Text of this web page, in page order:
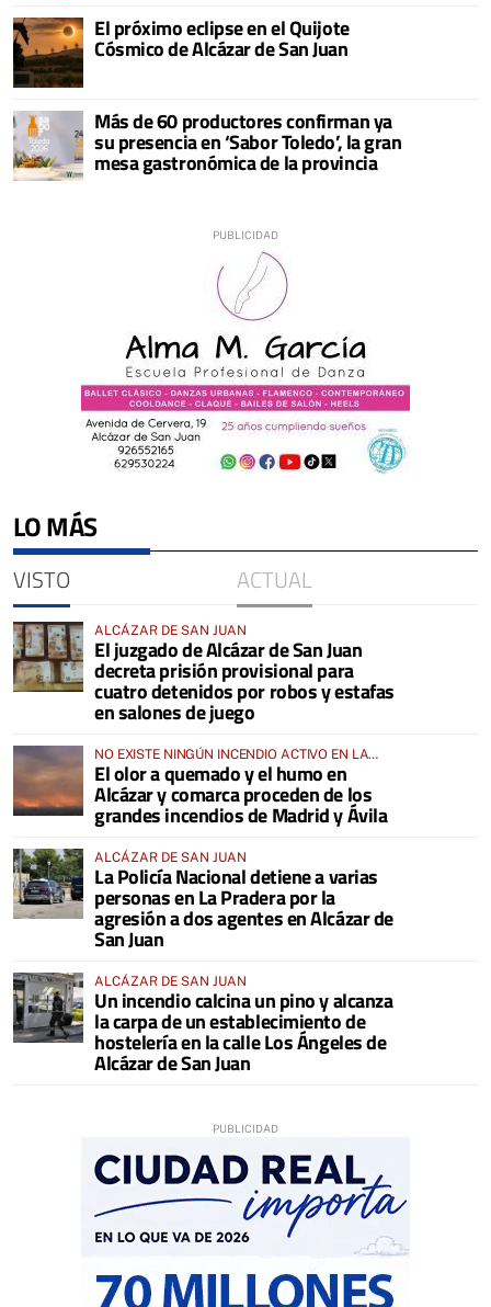
El próximo eclipse en el Quijote
Cósmico de Alcázar de San Juan
Más de 60 productores confirman ya
su presencia en ‘Sabor Toledo’, la gran
mesa gastronómica de la provincia
LO MÁS
VISTO ACTUAL
ALCÁZAR DE SAN JUAN
El juzgado de Alcázar de San Juan
decreta prisión provisional para
cuatro detenidos por robos y estafas
en salones de juego
NO EXISTE NINGÚN INCENDIO ACTIVO EN LA
COMARCA
El olor a quemado y el humo en
Alcázar y comarca proceden de los
grandes incendios de Madrid y Ávila
ALCÁZAR DE SAN JUAN
La Policía Nacional detiene a varias
personas en La Pradera por la
agresión a dos agentes en Alcázar de
San Juan
ALCÁZAR DE SAN JUAN
Un incendio calcina un pino y alcanza
la carpa de un establecimiento de
hostelería en la calle Los Ángeles de
Alcázar de San Juan